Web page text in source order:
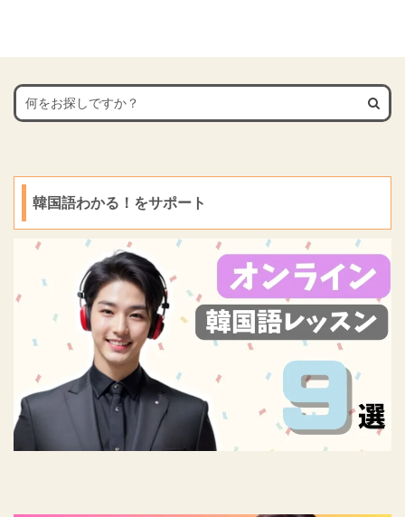
語尾に「ㅂ니다（ムニ ...
７．천천히 걷자（チョン
解も深まりますので、ぜ
ひご覧ください。
最後まで読み進めると理
解も深まりますので、ぜ
韓国語わかる！をサポート